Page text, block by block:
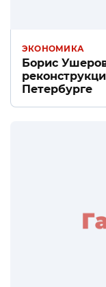
ЭКОНОМИКА
Борис
Петербурге